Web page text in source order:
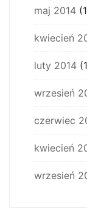
maj 2014
kwiecień
luty 2014
wrzesień
czerwiec
kwiecień
wrzesień